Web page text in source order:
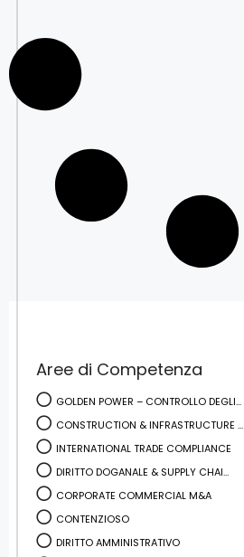
Aree di Competenza
GOLDEN POWER – CONTROLLO DEGLI...
CONSTRUCTION & INFRASTRUCTURE ...
INTERNATIONAL TRADE COMPLIANCE
DIRITTO DOGANALE & SUPPLY CHAI...
CORPORATE COMMERCIAL M&A
CONTENZIOSO
DIRITTO AMMINISTRATIVO